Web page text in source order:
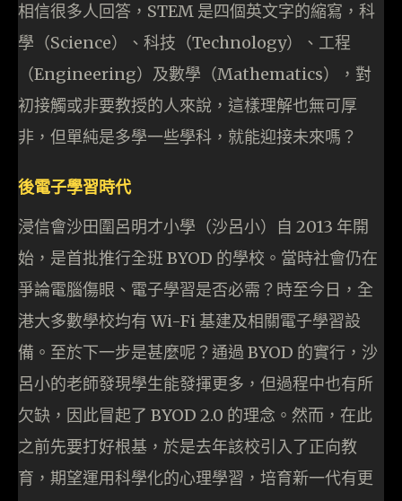
相信很多人回答，STEM 是四個英文字的縮寫，科
學（Science）、科技（Technology）、工程
（Engineering）及數學（Mathematics），對
初接觸或非要教授的人來說，這樣理解也無可厚
非，但單純是多學一些學科，就能迎接未來嗎？
後電子學習時代
浸信會沙田圍呂明才小學（沙呂小）自 2013 年開
始，是首批推行全班 BYOD 的學校。當時社會仍在
爭論電腦傷眼、電子學習是否必需？時至今日，全
港大多數學校均有 Wi-Fi 基建及相關電子學習設
備。至於下一步是甚麼呢？通過 BYOD 的實行，沙
呂小的老師發現學生能發揮更多，但過程中也有所
欠缺，因此冒起了 BYOD 2.0 的理念。然而，在此
之前先要打好根基，於是去年該校引入了正向教
育，期望運用科學化的心理學習，培育新一代有更